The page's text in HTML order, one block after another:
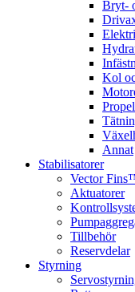
Bryt-
Kol
Annat
Stabilisatorer
Vector
Aktuatorer
Tillbehör
Reservdelar
Styrning